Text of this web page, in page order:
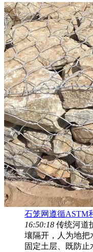
石笼网遵循ASTM
16:50:18 传统河道
壤隔开，人为地把
固定土层、既防